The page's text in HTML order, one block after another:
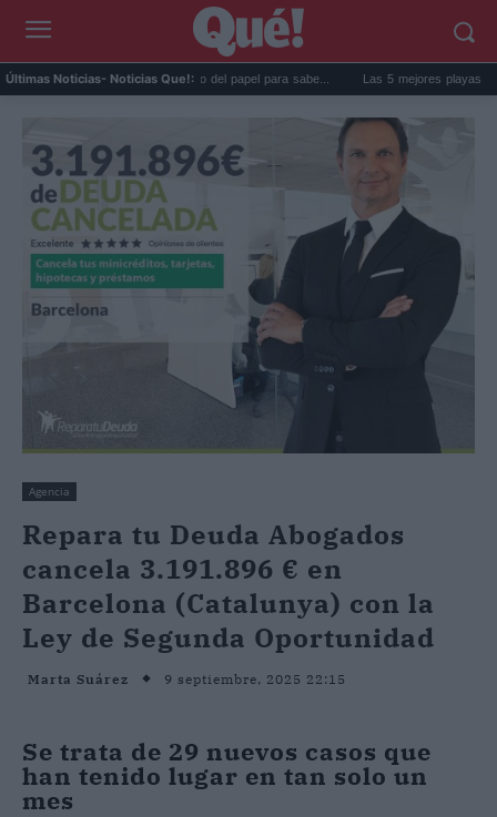
Últimas Noticias- Noticias Que!:
de la nevera: el truco del papel para sabe... Las 5 mejores playas de
Agencia
Repara tu Deuda Abogados
cancela 3.191.896 € en
Barcelona (Catalunya) con la
Ley de Segunda Oportunidad
Marta Suárez 9 septiembre, 2025 22:15
Se trata de 29 nuevos casos que
han tenido lugar en tan solo un
mes